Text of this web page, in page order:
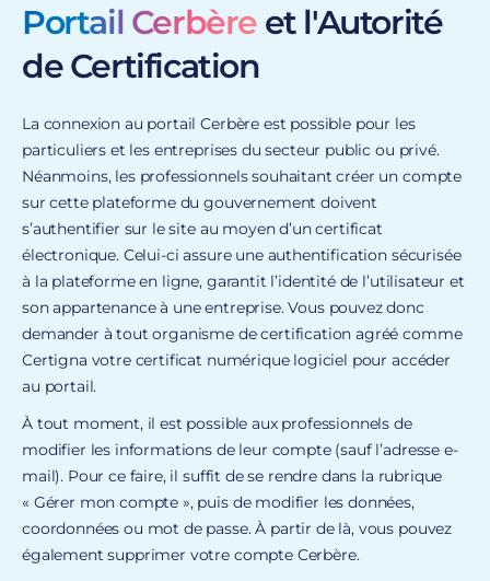
Portail Cerbère et l'Autorité
de Certification
La connexion au portail Cerbère est possible pour les
particuliers et les entreprises du secteur public ou privé.
Néanmoins, les professionnels souhaitant créer un compte
sur cette plateforme du gouvernement doivent
s’authentifier sur le site au moyen d’un certificat
électronique. Celui-ci assure une authentification sécurisée
à la plateforme en ligne, garantit l’identité de l’utilisateur et
son appartenance à une entreprise. Vous pouvez donc
demander à tout organisme de certification agréé comme
Certigna votre certificat numérique logiciel pour accéder
au portail.
À tout moment, il est possible aux professionnels de
modifier les informations de leur compte (sauf l’adresse e-
mail). Pour ce faire, il suffit de se rendre dans la rubrique
« Gérer mon compte », puis de modifier les données,
coordonnées ou mot de passe. À partir de là, vous pouvez
également supprimer votre compte Cerbère.